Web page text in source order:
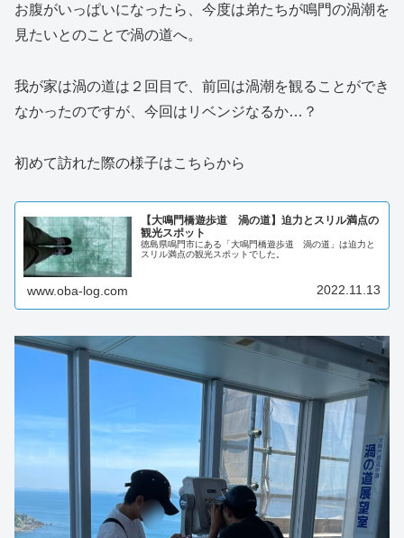
お腹がいっぱいになったら、今度は弟たちが鳴門の渦潮を
見たいとのことで渦の道へ。
我が家は渦の道は２回目で、前回は渦潮を観ることができ
なかったのですが、今回はリベンジなるか…？
初めて訪れた際の様子はこちらから
【大鳴門橋遊歩道 渦の道】迫力とスリル満点の
観光スポット
徳島県鳴門市にある「大鳴門橋遊歩道 渦の道」は迫力と
スリル満点の観光スポットでした。
www.oba-log.com 2022.11.13